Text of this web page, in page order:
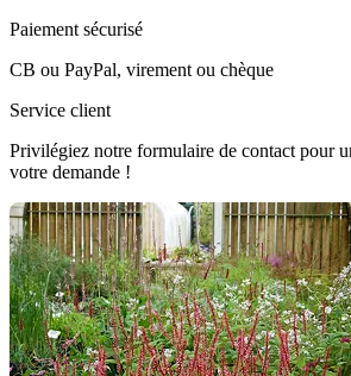
Paiement sécurisé
CB ou PayPal, virement ou chèque
Service client
Privilégiez notre formulaire de contact pour
votre demande !